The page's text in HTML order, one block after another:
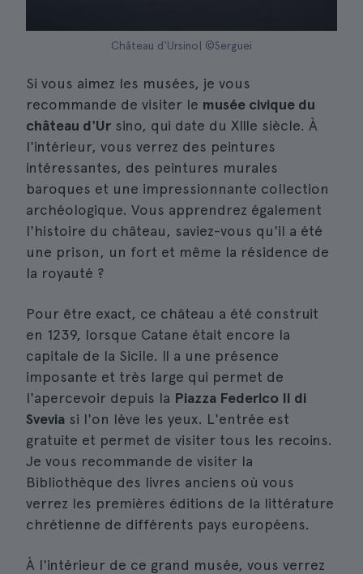
Château d'Ursino| ©Serguei
Si vous aimez les musées, je vous
recommande de visiter le musée civique du
château d'Ur sino, qui date du XIIIe siècle. À
l'intérieur, vous verrez des peintures
intéressantes, des peintures murales
baroques et une impressionnante collection
archéologique. Vous apprendrez également
l'histoire du château, saviez-vous qu'il a été
une prison, un fort et même la résidence de
la royauté ?
Pour être exact, ce château a été construit
en 1239, lorsque Catane était encore la
capitale de la Sicile. Il a une présence
imposante et très large qui permet de
l'apercevoir depuis la Piazza Federico II di
Svevia si l'on lève les yeux. L'entrée est
gratuite et permet de visiter tous les recoins.
Je vous recommande de visiter la
Bibliothèque des livres anciens où vous
verrez les premières éditions de la littérature
chrétienne de différents pays européens.
À l'intérieur de ce grand musée, vous verrez